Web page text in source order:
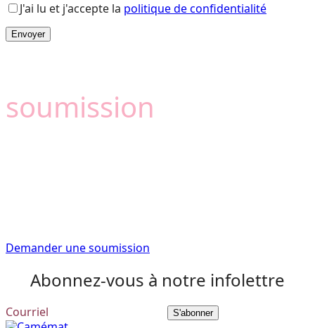
J'ai lu et j'accepte la politique de confidentialité
soumission
Demander une soumission
Abonnez-vous à notre infolettre
S'abonner